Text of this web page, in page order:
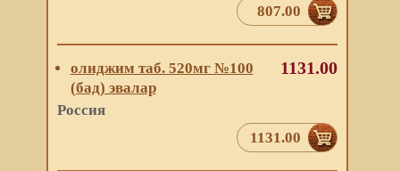
807.00
олиджим таб. 520мг №100
(бад) эвалар
Россия
1131.00
1131.00